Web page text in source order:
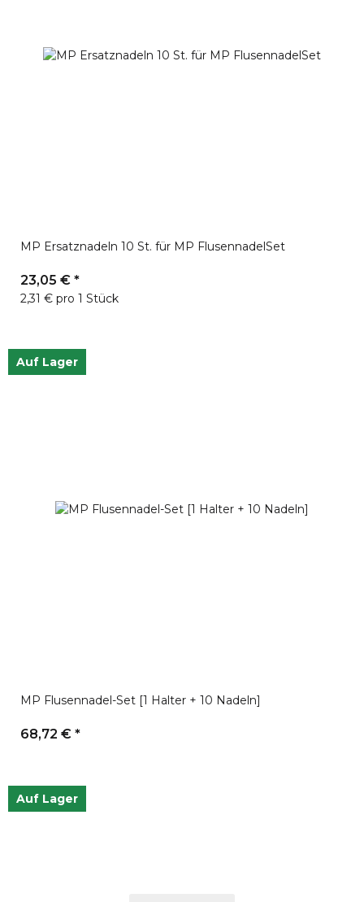
MP Ersatznadeln 10 St. für MP FlusennadelSet
23,05 € *
2,31 € pro 1 Stück
Auf Lager
MP Flusennadel-Set [1 Halter + 10 Nadeln]
68,72 € *
Auf Lager